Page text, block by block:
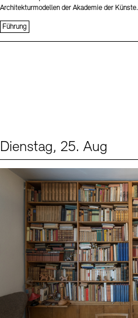
Architekturmodellen der Akademie der Künste.
Führung
Dienstag, 25. Aug